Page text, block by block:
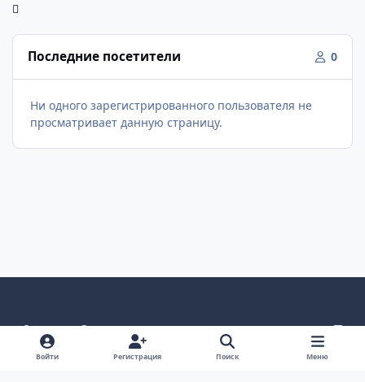
Последние посетители 0
Ни одного зарегистрированного пользователя не
просматривает данную страницу.
Светлый режим
Темный режим
Как в системе
v
k
Политика конфиденциальности
Войти Регистрация Поиск Меню